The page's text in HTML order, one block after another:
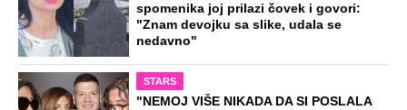
spomenika joj prilazi čovek i govori:
"Znam devojku sa slike, udala se
nedavno"
STARS
"NEMOJ VIŠE NIKADA DA SI POSLALA